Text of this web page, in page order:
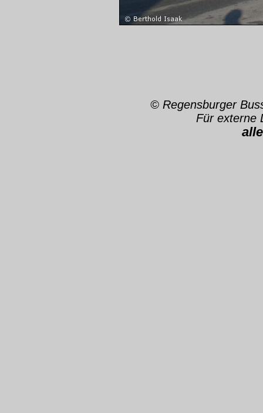
© Regensburger
Für externe